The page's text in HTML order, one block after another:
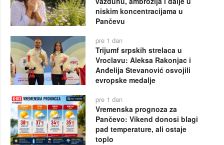
niskim koncentracijama u
Pančevu
pre 1 dan
Trijumf srpskih strelaca u
Vroclavu: Aleksa Rakonjac i
Anđelija Stevanović osvojili
evropske medalje
pre 1 dan
Vremenska prognoza za
Pančevo: Vikend donosi blagi
pad temperature, ali ostaje
toplo